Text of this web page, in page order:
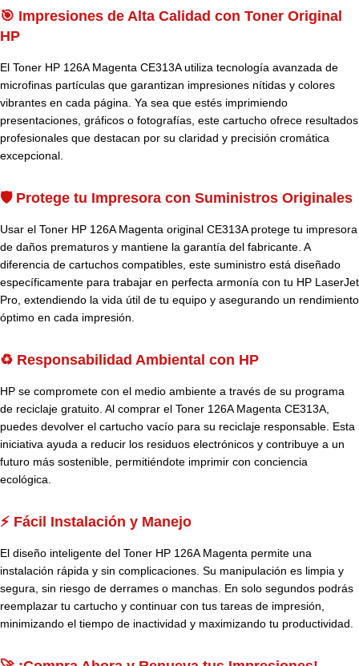
🎯 Impresiones de Alta Calidad con Toner Original
HP
El Toner HP 126A Magenta CE313A utiliza tecnología avanzada de
microfinas partículas que garantizan impresiones nítidas y colores
vibrantes en cada página. Ya sea que estés imprimiendo
presentaciones, gráficos o fotografías, este cartucho ofrece resultados
profesionales que destacan por su claridad y precisión cromática
excepcional.
🛡️ Protege tu Impresora con Suministros Originales
Usar el Toner HP 126A Magenta original CE313A protege tu impresora
de daños prematuros y mantiene la garantía del fabricante. A
diferencia de cartuchos compatibles, este suministro está diseñado
específicamente para trabajar en perfecta armonía con tu HP LaserJet
Pro, extendiendo la vida útil de tu equipo y asegurando un rendimiento
óptimo en cada impresión.
♻️ Responsabilidad Ambiental con HP
HP se compromete con el medio ambiente a través de su programa
de reciclaje gratuito. Al comprar el Toner 126A Magenta CE313A,
puedes devolver el cartucho vacío para su reciclaje responsable. Esta
iniciativa ayuda a reducir los residuos electrónicos y contribuye a un
futuro más sostenible, permitiéndote imprimir con conciencia
ecológica.
⚡ Fácil Instalación y Manejo
El diseño inteligente del Toner HP 126A Magenta permite una
instalación rápida y sin complicaciones. Su manipulación es limpia y
segura, sin riesgo de derrames o manchas. En solo segundos podrás
reemplazar tu cartucho y continuar con tus tareas de impresión,
minimizando el tiempo de inactividad y maximizando tu productividad.